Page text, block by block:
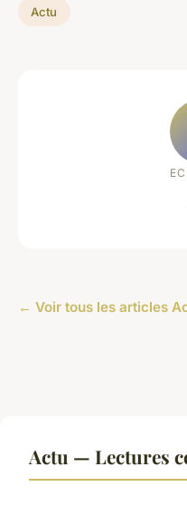
Actu
← Voir tous les articles
Actu — Lectures